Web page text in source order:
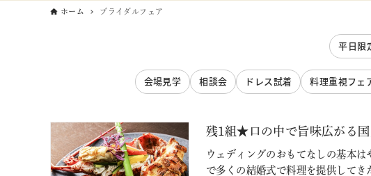
ホーム ブライダルフェア
平日限
会場見学 相談会 ドレス試着 料理重視フェ
残1組★口の中で旨味広がる
ウェディングのおもてなしの基本
で多くの結婚式で料理を提供して